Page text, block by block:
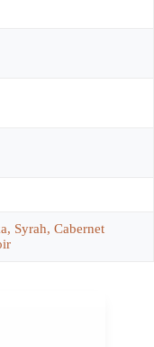
Syrah, Cabernet